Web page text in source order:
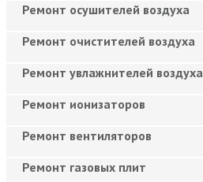
Ремонт осушителей воздуха
Ремонт очистителей воздуха
Ремонт увлажнителей воздуха
Ремонт ионизаторов
Ремонт вентиляторов
Ремонт газовых плит